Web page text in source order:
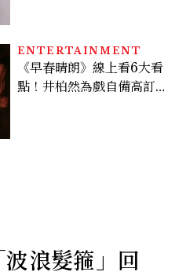
ENTERTAINMENT
《早春晴朗》線上看6大看
點！井柏然為戲自備高訂，
浪髮箍」回